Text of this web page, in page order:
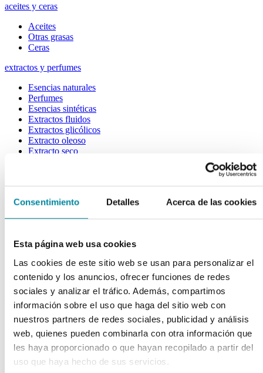
Consentimiento Detalles Acerca de las cookies
Esta página web usa cookies
Las cookies de este sitio web se usan para personalizar el
contenido y los anuncios, ofrecer funciones de redes
sociales y analizar el tráfico. Además, compartimos
información sobre el uso que haga del sitio web con
nuestros partners de redes sociales, publicidad y análisis
web, quienes pueden combinarla con otra información que
les haya proporcionado o que hayan recopilado a partir del
uso que haya hecho de sus servicios.
aceites y ceras
Aceites
Otras grasas
Ceras
extractos y perfumes
Esencias naturales
Perfumes
Esencias sintéticas
Extractos fluidos
Extractos glicólicos
Extracto oleoso
Extracto seco
Tamañno 000
Tamañno 0
Tamañno 2
Tamañno 4
Tamañno 5
envases
Frascos farmacia
Tapas farmacia
Frascos y tapas cosmética
Gama ariless
Tarros farmacia
Tarros cosmética